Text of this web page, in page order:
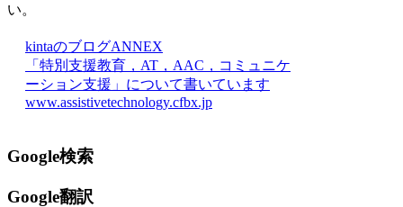
い。
kintaのブログANNEX
「特別支援教育，AT，AAC，コミュニケ
ーション支援」について書いています
www.assistivetechnology.cfbx.jp
Google検索
Google翻訳